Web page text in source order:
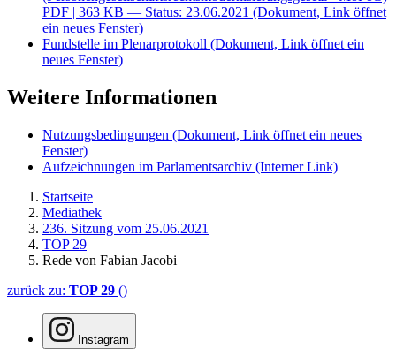
PDF | 363 KB — Status: 23.06.2021 (Dokument, Link öffnet
ein neues Fenster)
Fundstelle im Plenarprotokoll (Dokument, Link öffnet ein
neues Fenster)
Weitere Informationen
Nutzungsbedingungen (Dokument, Link öffnet ein neues
Fenster)
Aufzeichnungen im Parlamentsarchiv (Interner Link)
Startseite
Mediathek
236. Sitzung vom 25.06.2021
TOP 29
Rede von Fabian Jacobi
zurück zu: TOP 29 ()
Instagram